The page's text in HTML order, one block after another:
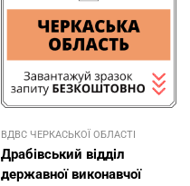
ВДВС ЧЕРКАСЬКОЇ ОБЛАСТІ
Драбівський відділ
державної виконавчої